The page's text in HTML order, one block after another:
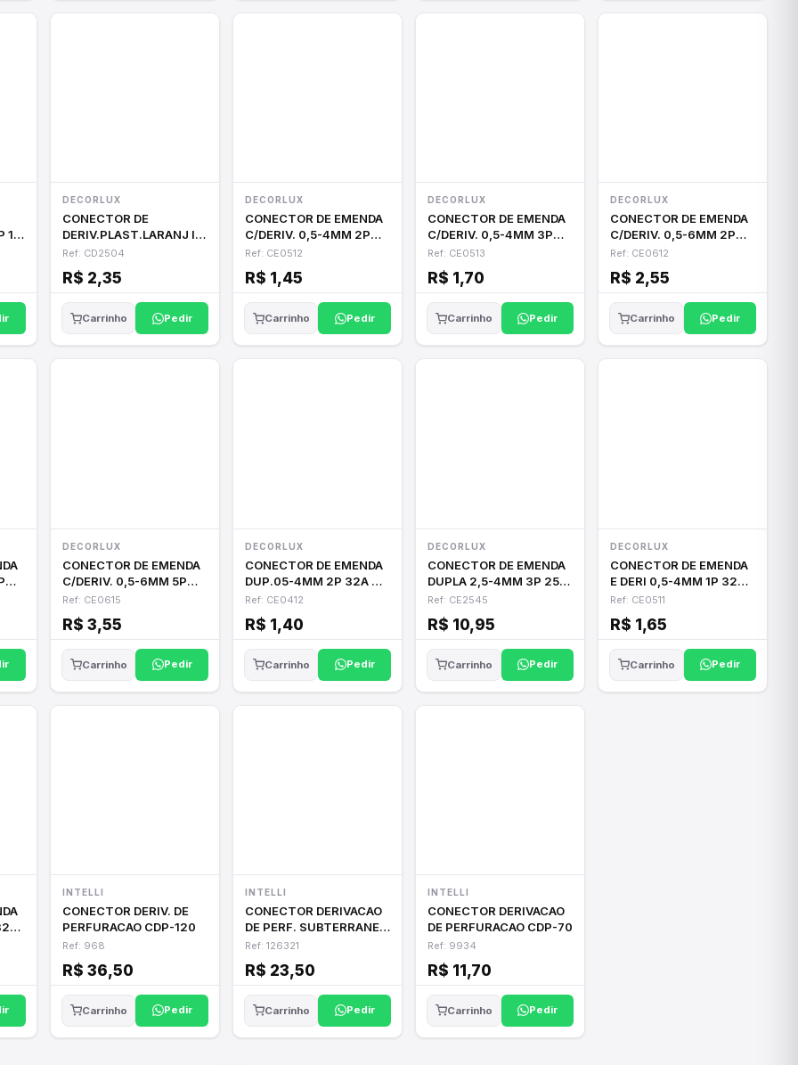
1-
DECORLUX
CONECTOR DE
DERIV.PLAST.LARANJ IP
2.5-4MM 24A 250V
Ref: CD2504
R$ 2,35
Carrinho Pedir
DECORLUX
CONECTOR DE EMENDA
C/DERIV. 0,5-4MM 2P
32A PR/AZ
Ref: CE0512
R$ 1,45
Carrinho Pedir
DECORLUX
CONECTOR DE EMENDA
C/DERIV. 0,5-4MM 3P
32A PR/AZ
Ref: CE0513
R$ 1,70
Carrinho Pedir
DECORLUX
CONECTOR DE EMENDA
C/DERIV. 0,5-6MM 2P
40A PR/VERM
Ref: CE0612
R$ 2,55
Carrinho Pedir
DECORLUX
CONECTOR DE EMENDA
C/DERIV. 0,5-6MM 5P
40A PR/VERM
Ref: CE0615
R$ 3,55
Carrinho Pedir
DECORLUX
CONECTOR DE EMENDA
DUP.05-4MM 2P 32A CZ
AL LARA.AZ
Ref: CE0412
R$ 1,40
Carrinho Pedir
DECORLUX
CONECTOR DE EMENDA
DUPLA 2,5-4MM 3P 25A
PRETO
Ref: CE2545
R$ 10,95
Carrinho Pedir
DECORLUX
CONECTOR DE EMENDA
E DERI 0,5-4MM 1P 32A
PR/AZ
Ref: CE0511
R$ 1,65
Carrinho Pedir
INTELLI
CONECTOR DERIV. DE
PERFURACAO CDP-120
Ref: 968
R$ 36,50
Carrinho Pedir
INTELLI
CONECTOR DERIVACAO
DE PERF. SUBTERRANEO
SDPS 95-6
Ref: 126321
R$ 23,50
Carrinho Pedir
INTELLI
CONECTOR DERIVACAO
DE PERFURACAO CDP-70
Ref: 9934
R$ 11,70
Carrinho Pedir